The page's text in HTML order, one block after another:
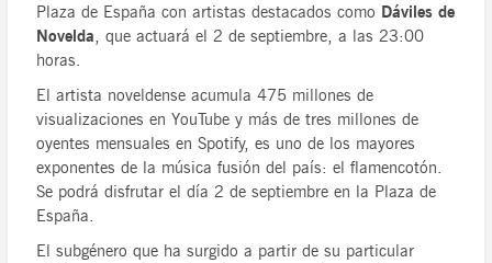
Plaza de España con artistas destacados como Dáviles de
Novelda, que actuará el 2 de septiembre, a las 23:00
horas.
El artista noveldense acumula 475 millones de
visualizaciones en YouTube y más de tres millones de
oyentes mensuales en Spotify, es uno de los mayores
exponentes de la música fusión del país: el flamencotón.
Se podrá disfrutar el día 2 de septiembre en la Plaza de
España.
El subgénero que ha surgido a partir de su particular